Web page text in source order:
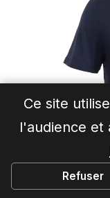
Ce site
l'audience et
Refuser